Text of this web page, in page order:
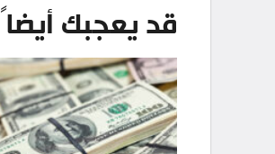
قد يعجبك أيضاً